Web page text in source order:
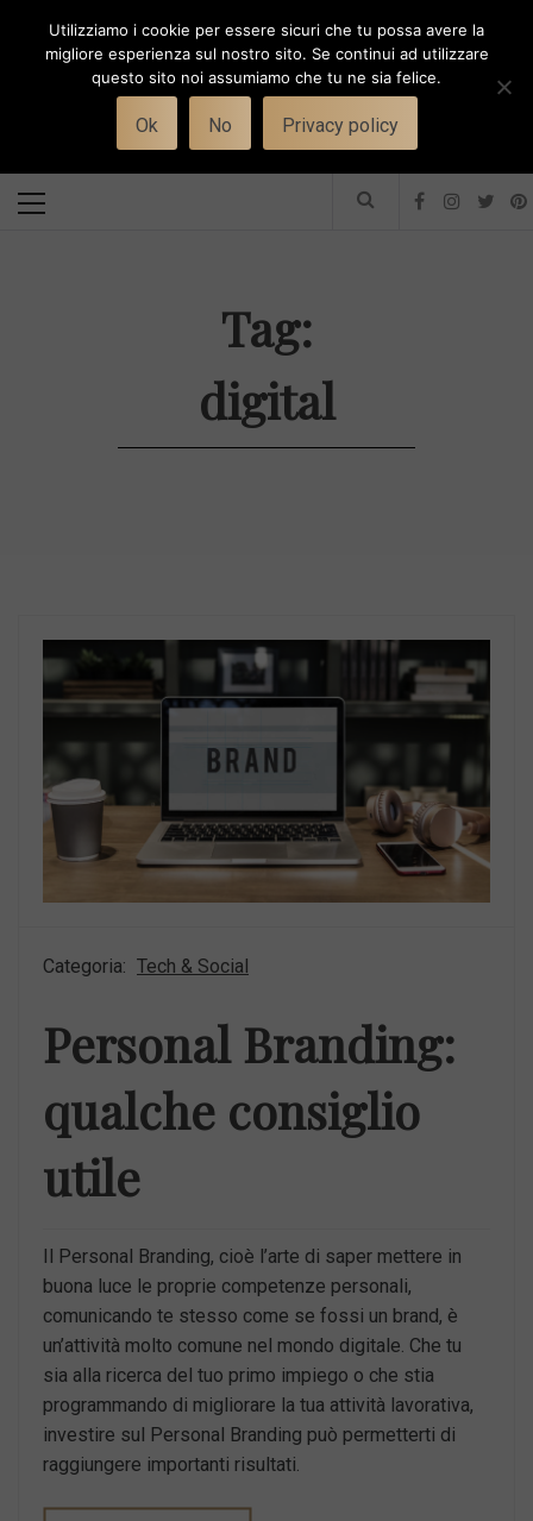
Toggle
WORK-WIFE
Il magazine per le donne che lavorano
Menu
Tag:
digital
Categoria: Tech & Social
Personal Branding:
qualche consiglio
utile
Il Personal Branding, cioè l’arte di saper mettere in
buona luce le proprie competenze personali,
comunicando te stesso come se fossi un brand, è
un’attività molto comune nel mondo digitale. Che tu
sia alla ricerca del tuo primo impiego o che stia
programmando di migliorare la tua attività lavorativa,
investire sul Personal Branding può permetterti di
raggiungere importanti risultati.
Utilizziamo i cookie per essere sicuri che tu possa avere la
migliore esperienza sul nostro sito. Se continui ad utilizzare
questo sito noi assumiamo che tu ne sia felice.
Ok No Privacy policy